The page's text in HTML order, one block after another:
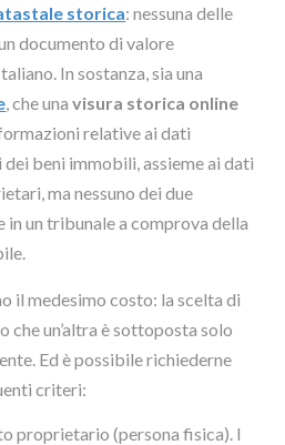
storica: nessuna delle
documento di valore
In sostanza, sia una
, che unavisura storica online
relative ai dati
beni immobili, assieme ai dati
ma nessuno dei due
un tribunale a comprova della
il medesimo costo: la scelta di
che un’altra è sottoposta solo
Ed è possibile richiederne
criteri:
proprietario (persona fisica). I